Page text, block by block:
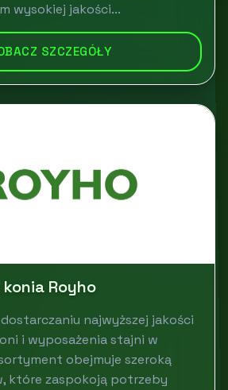
wysokiej jakości...
SZCZEGÓŁY
Royho
najwyższej jakości
i wyposażenia stajni w
obejmuje szeroką
które zaspokoją potrzeby